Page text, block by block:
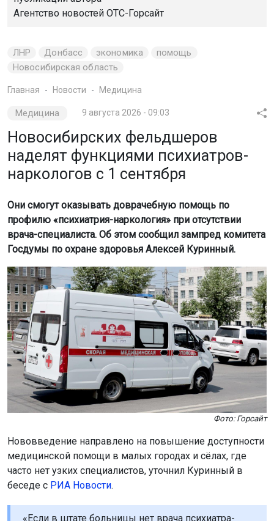
Агентство новостей ОТС-Горсайт
ЛНР Донбасс экономика
помощь
Новосибирская область
Главная Новости Медицина
Медицина 9 августа 2026 - 09:03
Новосибирских фельдшеров
наделят функциями психиатров-
наркологов с 1 сентября
Они смогут оказывать доврачебную помощь по
профилю «психиатрия-наркология» при отсутствии
врача-специалиста. Об этом сообщил зампред комитета
Госдумы по охране здоровья Алексей Куринный.
Фото: Горсайт
Нововведение направлено на повышение доступности
медицинской помощи в малых городах и сёлах, где
часто нет узких специалистов, уточнил Куринный в
беседе с РИА Новости.
«Если в штате больницы нет врача психиатра-